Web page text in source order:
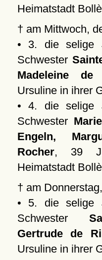
Heimatstadt
† am Mittwoch,
• 3. die selige
Schwester
Madeleine de
Ursuline in ihrer
• 4. die selige
Schwester
Engeln,
Rocher, 39
Heimatstadt
† am
• 5. die selige
Schwester
Gertrude de
Ursuline in ihrer